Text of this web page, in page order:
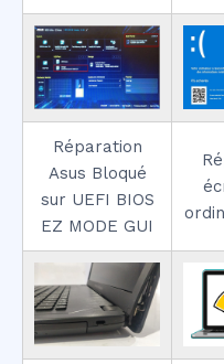
Réparation
Asus Bloqué
sur UEFI BIOS
EZ MODE GUI